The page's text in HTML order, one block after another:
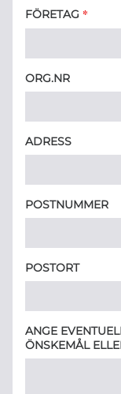
FÖRETAG *
ORG.NR
ADRESS
POSTNUMMER
POSTORT
ANGE
ÖNSKEMÅL